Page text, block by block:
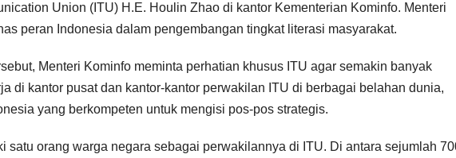
Union (ITU) H.E. Houlin Zhao di kantor Kementerian Kominfo. Menteri
peran Indonesia dalam pengembangan tingkat literasi masyarakat.
Menteri Kominfo meminta perhatian khusus ITU agar semakin banyak
di kantor pusat dan kantor-kantor perwakilan ITU di berbagai belahan dunia,
yang berkompeten untuk mengisi pos-pos strategis.
satu orang warga negara sebagai perwakilannya di ITU. Di antara sejumlah